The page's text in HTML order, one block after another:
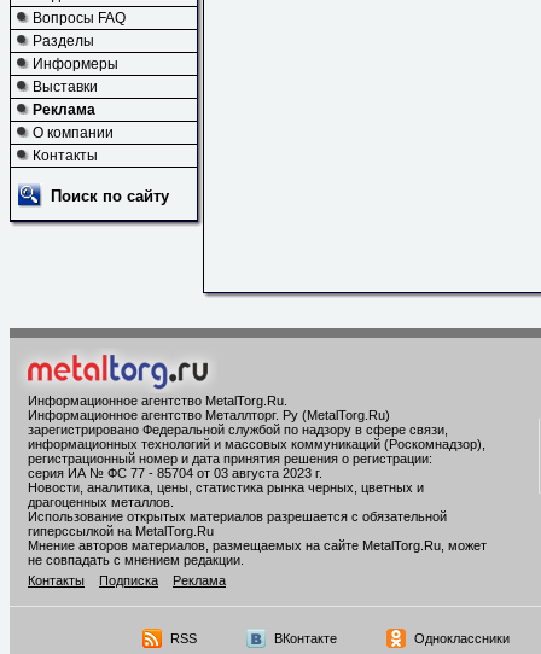
Вопросы FAQ
Разделы
Информеры
Выставки
Реклама
О компании
Контакты
Поиск по сайту
Информационное агентство MetalTorg.Ru
Информационное агентство Металлторг. Ру (MetalTorg.Ru)
зарегистрировано Федеральной службой по надзору в сфере связи,
информационных технологий и массовых коммуникаций (Роскомнадзор),
регистрационный номер и дата принятия решения о регистрации:
серия ИА № ФС 77 - 85704 от 03 августа 2023 г.
Новости, аналитика, цены, статистика рынка черных, цветных и
драгоценных металлов.
Использование открытых материалов разрешается с обязательной
гиперссылкой на MetalTorg.Ru
Мнение авторов материалов, размещаемых на сайте MetalTorg.Ru, может
не совпадать с мнением редакции.
Контакты
Подписка Реклама
RSS ВКонтакте Одноклассники